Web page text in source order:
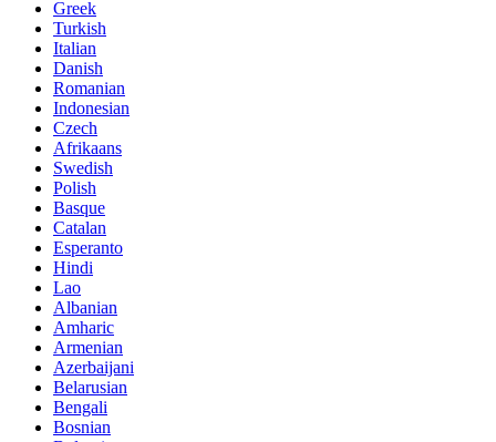
Greek
Turkish
Italian
Danish
Romanian
Indonesian
Czech
Afrikaans
Swedish
Polish
Basque
Catalan
Esperanto
Hindi
Lao
Albanian
Amharic
Armenian
Azerbaijani
Belarusian
Bengali
Bosnian